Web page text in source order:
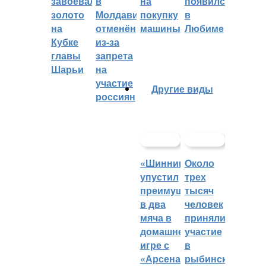
золото
на
Кубке
главы
Шарьи
Молдавии
отменён
из-за
запрета
на
участие
россиян
покупку
машины
в
Любиме
Другие виды
«Шинник»
упустил
преимущество
в два
мяча в
домашней
игре с
«Арсеналом»
Около
трех
тысяч
человек
приняли
участие
в
рыбинском